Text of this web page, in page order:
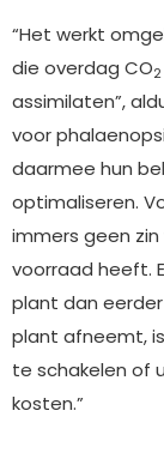
“Het werkt
die overdag CO2
assimilaten”,
voor
daarmee hun
optimaliseren.
immers geen
voorraad heeft.
plant dan
plant afneemt,
te schakelen of
kosten.”